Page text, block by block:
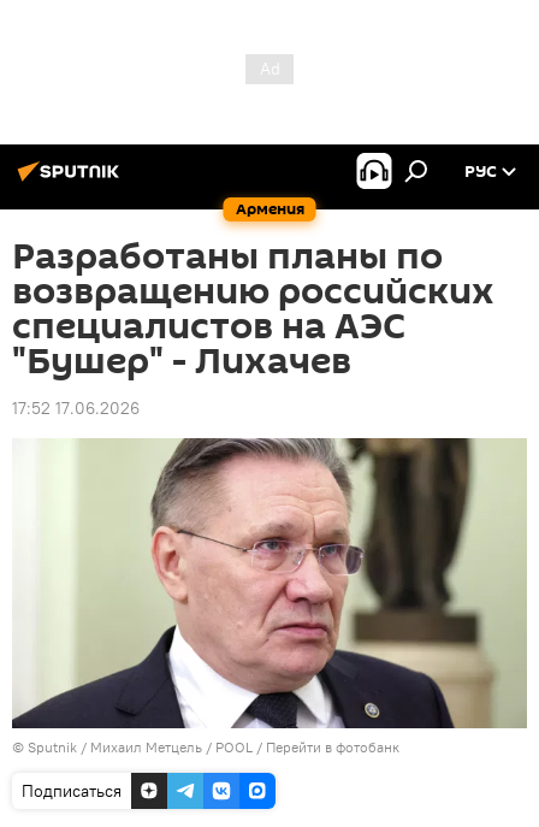
Армения
РУС
Разработаны планы по
возвращению российских
специалистов на АЭС
"Бушер" - Лихачев
17:52 17.06.2026
© Sputnik / Михаил Метцель / POOL / Перейти в фотобанк
Подписаться